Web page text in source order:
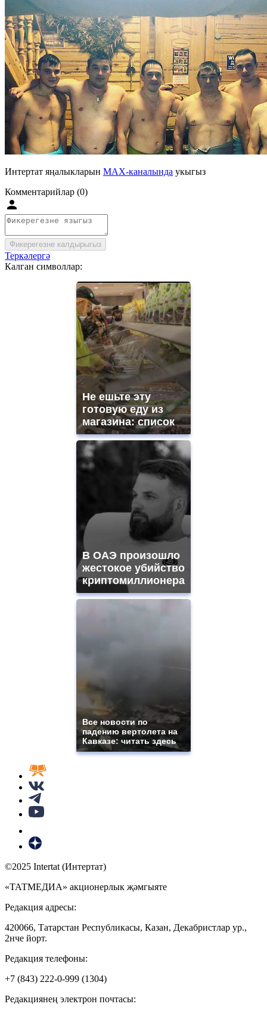
Интертат яңалыкларын MAX-каналында укыгыз
Комментарийлар (0)
Фикерегезне калдырыгыз
Теркәлергә
Калган символлар:
Не ешьте эту
готовую еду из
магазина: список
В ОАЭ произошло
жестокое убийство
криптомиллионера
Все новости по
падению вертолета на
Кавказе: читать здесь
©2025 Intertat (Интертат)
«ТАТМЕДИА» акционерлык җәмгыяте
Редакция адресы:
420066, Татарстан Республикасы, Казан, Декабристлар ур.,
2нче йорт.
Редакция телефоны:
+7 (843) 222-0-999 (1304)
Редакциянең электрон почтасы: